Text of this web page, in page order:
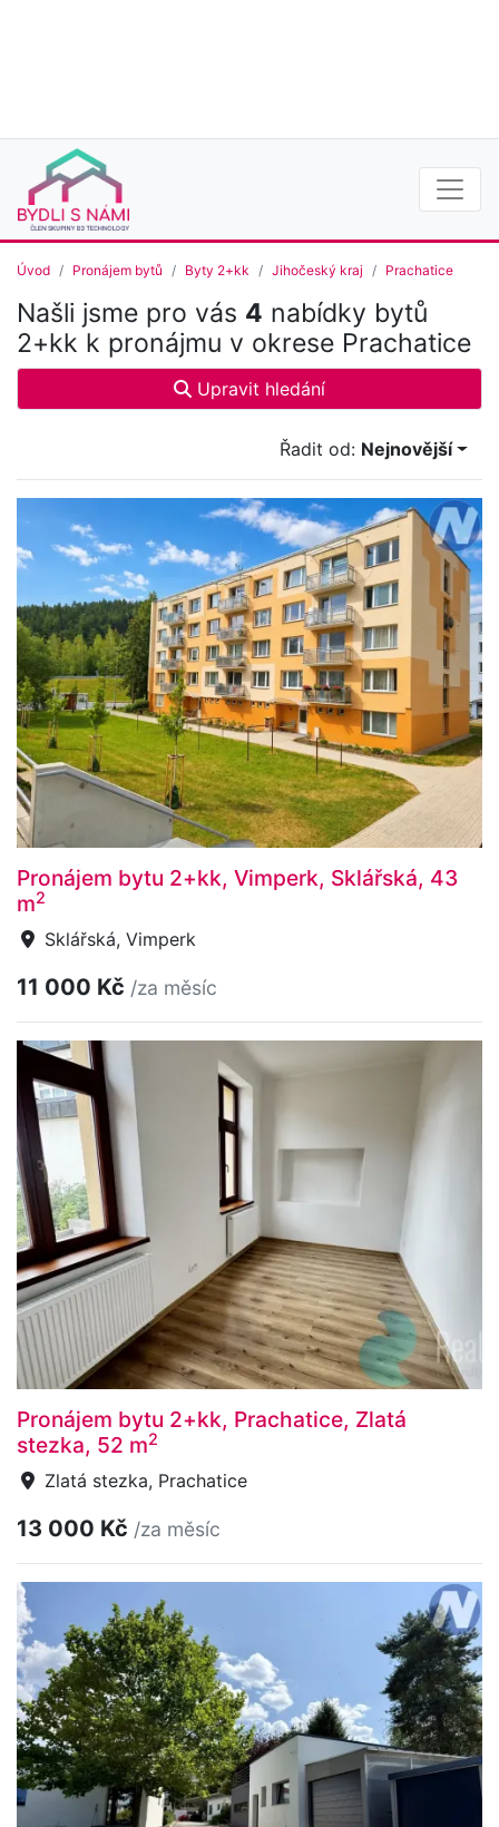
Úvod Pronájem bytů Byty 2+kk Jihočeský kraj Prachatice
Našli jsme pro vás 4 nabídky bytů
2+kk k pronájmu v okrese Prachatice
Upravit hledání
Řadit od: Nejnovější
Pronájem bytu 2+kk, Vimperk, Sklářská, 43
m2
Sklářská, Vimperk
11 000 Kč /za měsíc
Pronájem bytu 2+kk, Prachatice, Zlatá
stezka, 52 m2
Zlatá stezka, Prachatice
13 000 Kč /za měsíc